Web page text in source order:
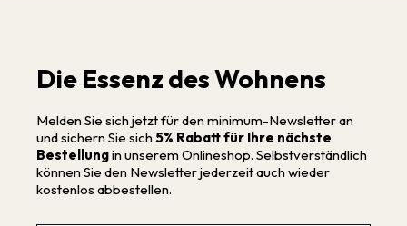
Die Essenz des Wohnens
Melden Sie sich jetzt für den minimum-Newsletter an
und sichern Sie sich 5% Rabatt für Ihre nächste
Bestellungin unserem Onlineshop. Selbstverständlich
können Sie den Newsletter jederzeit auch wieder
kostenlos abbestellen.